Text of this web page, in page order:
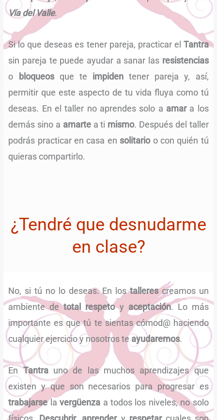
Vía del Valle.
Si lo que deseas es tener pareja, practicar el Tantra
sin pareja te puede ayudar a sanar las resistencias
o bloqueosque te impiden tener pareja y, así,
permitir que este aspecto de tu vida fluya como tú
deseas. En el taller no aprendes solo a amara los
demás sino a amartea ti mismo. Después del taller
podrás practicar en casa en solitarioo con quién tú
quieras compartirlo.
¿Tendré que desnudarme
en clase?
No, si tú no lo deseas. En lostallerescreamos un
ambiente detotal respetoy aceptación. Lo más
importante es que tú te sientas cómod@ haciendo
cualquier ejercicio y nosotros te ayudaremos.
EnTantrauno de las muchos aprendizajes que
existen y que son necesarios para progresar es
trabajarselavergüenza a todos los niveles, no solo